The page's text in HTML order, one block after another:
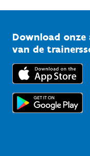
Bedrijven
Trainers en begeleiders
Topsporters
Vlaamse
Kennisplatform
Downloads
Voor de pers
Download onze
van de